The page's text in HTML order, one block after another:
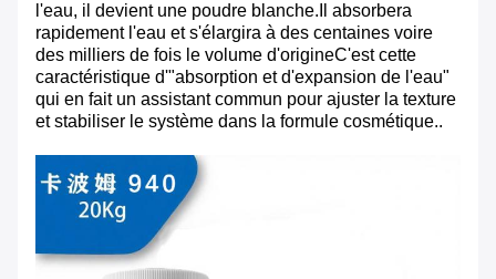
l'eau, il devient une poudre blanche.Il absorbera
rapidement l'eau et s'élargira à des centaines voire
des milliers de fois le volume d'origineC'est cette
caractéristique d'"absorption et d'expansion de l'eau"
qui en fait un assistant commun pour ajuster la texture
et stabiliser le système dans la formule cosmétique..